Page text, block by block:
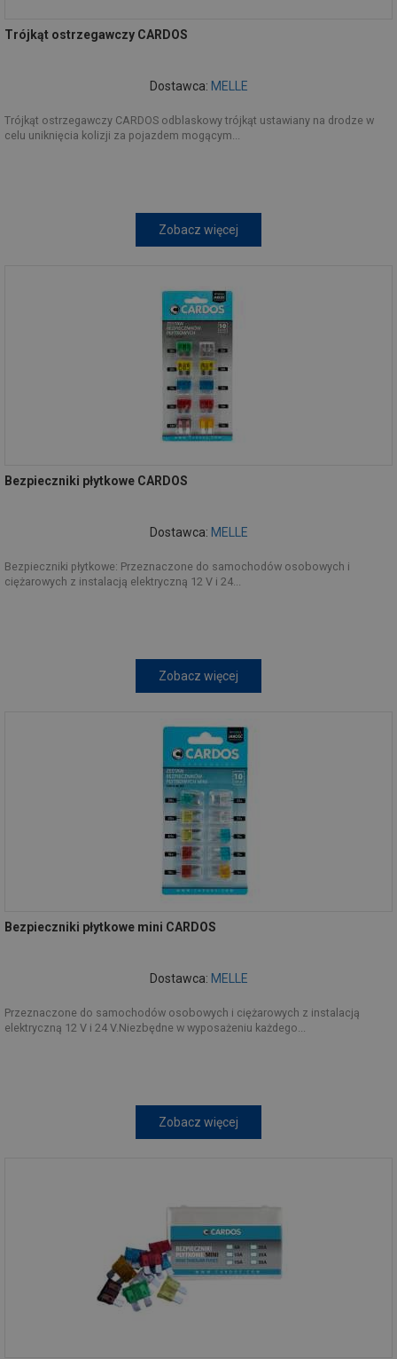
Trójkąt ostrzegawczy CARDOS
Dostawca: MELLE
Trójkąt ostrzegawczy CARDOS odblaskowy trójkąt ustawiany na drodze w
celu uniknięcia kolizji za pojazdem mogącym...
Zobacz więcej
Bezpieczniki płytkowe CARDOS
Dostawca: MELLE
Bezpieczniki płytkowe: Przeznaczone do samochodów osobowych i
ciężarowych z instalacją elektryczną 12 V i 24...
Zobacz więcej
Bezpieczniki płytkowe mini CARDOS
Dostawca: MELLE
Przeznaczone do samochodów osobowych i ciężarowych z instalacją
elektryczną 12 V i 24 V.Niezbędne w wyposażeniu każdego...
Zobacz więcej